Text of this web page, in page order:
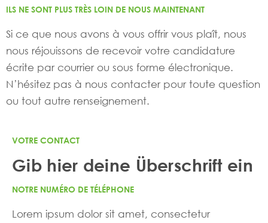
ILS NE SONT PLUS TRÈS LOIN DE NOUS MAINTENANT
Si ce que nous avons à vous offrir vous plaît, nous
nous réjouissons de recevoir votre candidature
écrite par courrier ou sous forme électronique.
N’hésitez pas à nous contacter pour toute question
ou tout autre renseignement.
VOTRE CONTACT
Gib hier deine Überschrift ein
NOTRE NUMÉRO DE TÉLÉPHONE
Lorem ipsum dolor sit amet, consectetur